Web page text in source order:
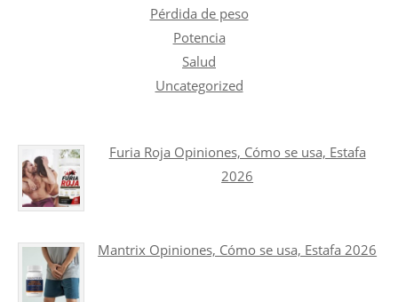
Pérdida de peso
Potencia
Salud
Uncategorized
Furia Roja Opiniones, Cómo se usa, Estafa
2026
Mantrix Opiniones, Cómo se usa, Estafa 2026